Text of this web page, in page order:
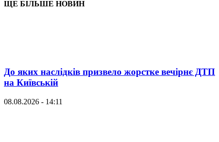
ЩЕ БІЛЬШЕ НОВИН
До яких наслідків призвело жорстке вечірнє ДТП
на Київській
08.08.2026 - 14:11